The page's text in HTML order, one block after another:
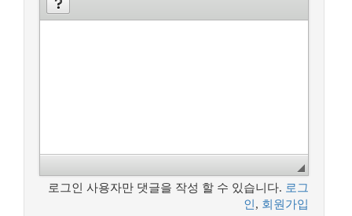
로그인 사용자만 댓글을 작성 할 수 있습니다. 로그
인 , 회원가입